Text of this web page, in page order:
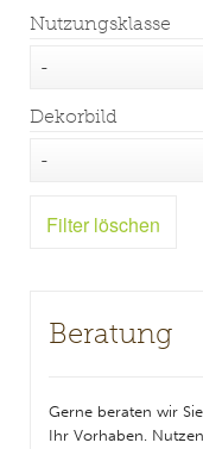
Nutzungsklasse
Dekorbild
Filter löschen
Beratung
Gerne beraten wir
Ihr Vorhaben.